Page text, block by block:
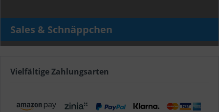
Sales & Schnäppchen
Vielfältige Zahlungsarten